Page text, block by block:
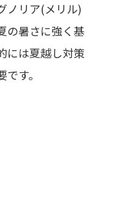
ノリア(メリル)
の暑さに強く基
には夏越し対策
です。